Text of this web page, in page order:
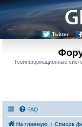
Twitter
Геоинформационные
FAQ
На главную Список